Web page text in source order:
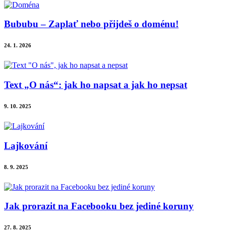
Bububu – Zaplať nebo přijdeš o doménu!
24. 1. 2026
Text „O nás“: jak ho napsat a jak ho nepsat
9. 10. 2025
Lajkování
8. 9. 2025
Jak prorazit na Facebooku bez jediné koruny
27. 8. 2025